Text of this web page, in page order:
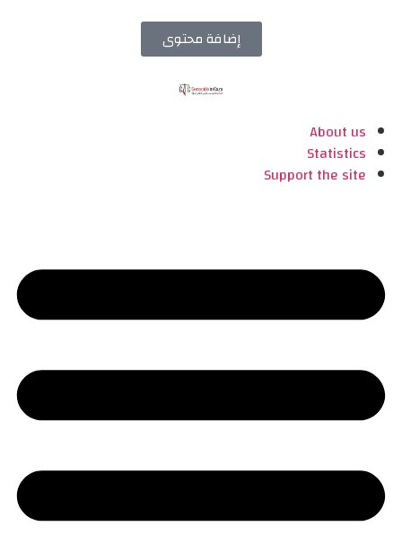
إضافة محتوى
About us
Statistics
Support the site